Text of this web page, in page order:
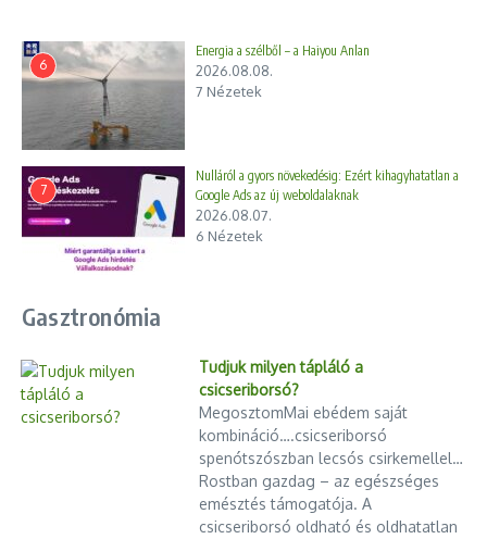
6
Energia a szélből – a Haiyou Anlan
2026.08.08.
7 Nézetek
7
Nulláról a gyors növekedésig: Ezért kihagyhatatlan a
Google Ads az új weboldalaknak
2026.08.07.
6 Nézetek
Gasztronómia
Tudjuk milyen tápláló a
csicseriborsó?
MegosztomMai ebédem saját
kombináció….csicseriborsó
spenótszószban lecsós csirkemellel…
Rostban gazdag – az egészséges
emésztés támogatója. A
csicseriborsó oldható és oldhatatlan